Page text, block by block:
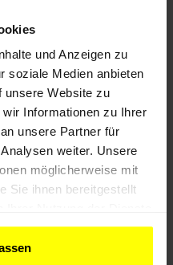
und Anzeigen zu
soziale Medien anbieten
unsere Website zu
Informationen zu Ihrer
unsere Partner für
weiter. Unsere
möglicherweise mit
Sie ihnen bereitgestellt
2024:
aufgenommen
in Kassel zum
Forum.
BIL eG